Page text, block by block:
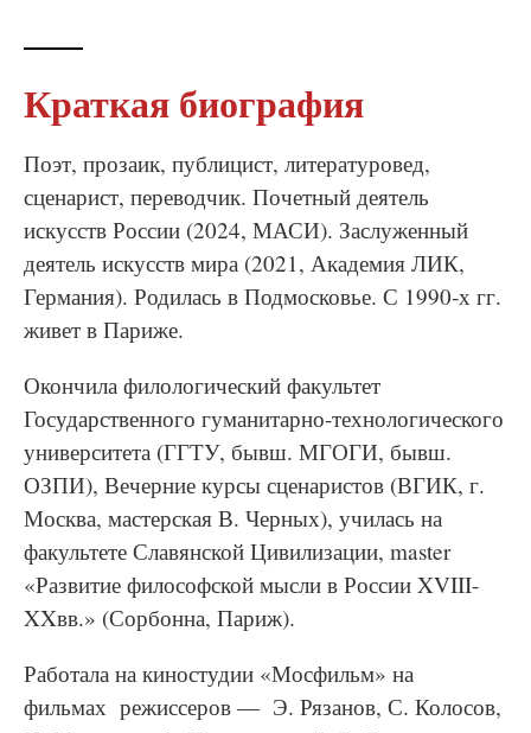
Краткая биография
Поэт, прозаик, публицист, литературовед,
сценарист, переводчик. Почетный деятель
искусств России (2024, МАСИ). Заслуженный
деятель искусств мира (2021, Академия ЛИК,
Германия). Родилась в Подмосковье. С 1990‑х гг.
живет в Париже.
Окончила филологический факультет
Государственного гуманитарно-технологического
университета (ГГТУ, бывш. МГОГИ, бывш.
ОЗПИ), Вечерние курсы сценаристов (ВГИК, г.
Москва, мастерская В. Черных), училась на
факультете Славянской Цивилизации, mas­ter
«Развитие философской мысли в России XVI­II-
XXвв.» (Сорбонна, Париж).
Работала на киностудии «Мосфильм» на
фильмах режиссеров — Э. Рязанов, С. Колосов,